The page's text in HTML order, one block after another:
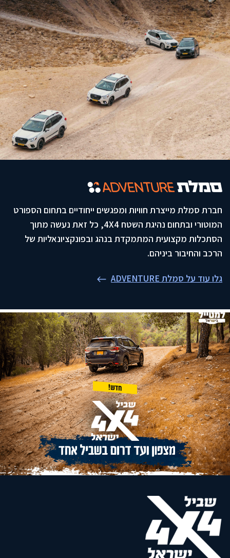
חברת סמלת מייצרת חוויות ומפגשים ייחודיים בתחום הספורט
המוטורי ובתחום נהיגת השטח 4X4, כל זאת נעשה מתוך
הסתכלות מקצועית המתמקדת בנהג ובפונקציונאליות של
הרכב והחיבור ביניהם.
גלו עוד על סמלת ADVENTURE